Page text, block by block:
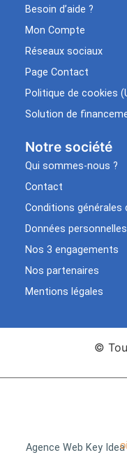
Besoin d’aide ?
Mon Compte
Réseaux sociaux
Page Contact
Politique de cookies
Solution de
Notre société
Qui sommes-nous ?
Contact
Conditions générales
Données personnelles
Nos 3 engagements
Nos partenaires
Mentions légales
©
Agence Web Key Idea